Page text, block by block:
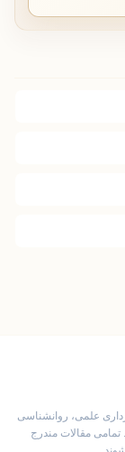
علمی، روانشناسی
تمامی مقالات مندرج